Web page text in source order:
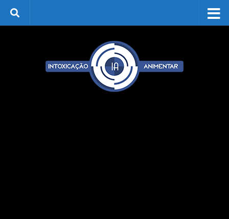
Skip to content